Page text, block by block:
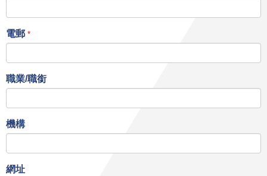
電郵 *
職業/職銜
機構
網址